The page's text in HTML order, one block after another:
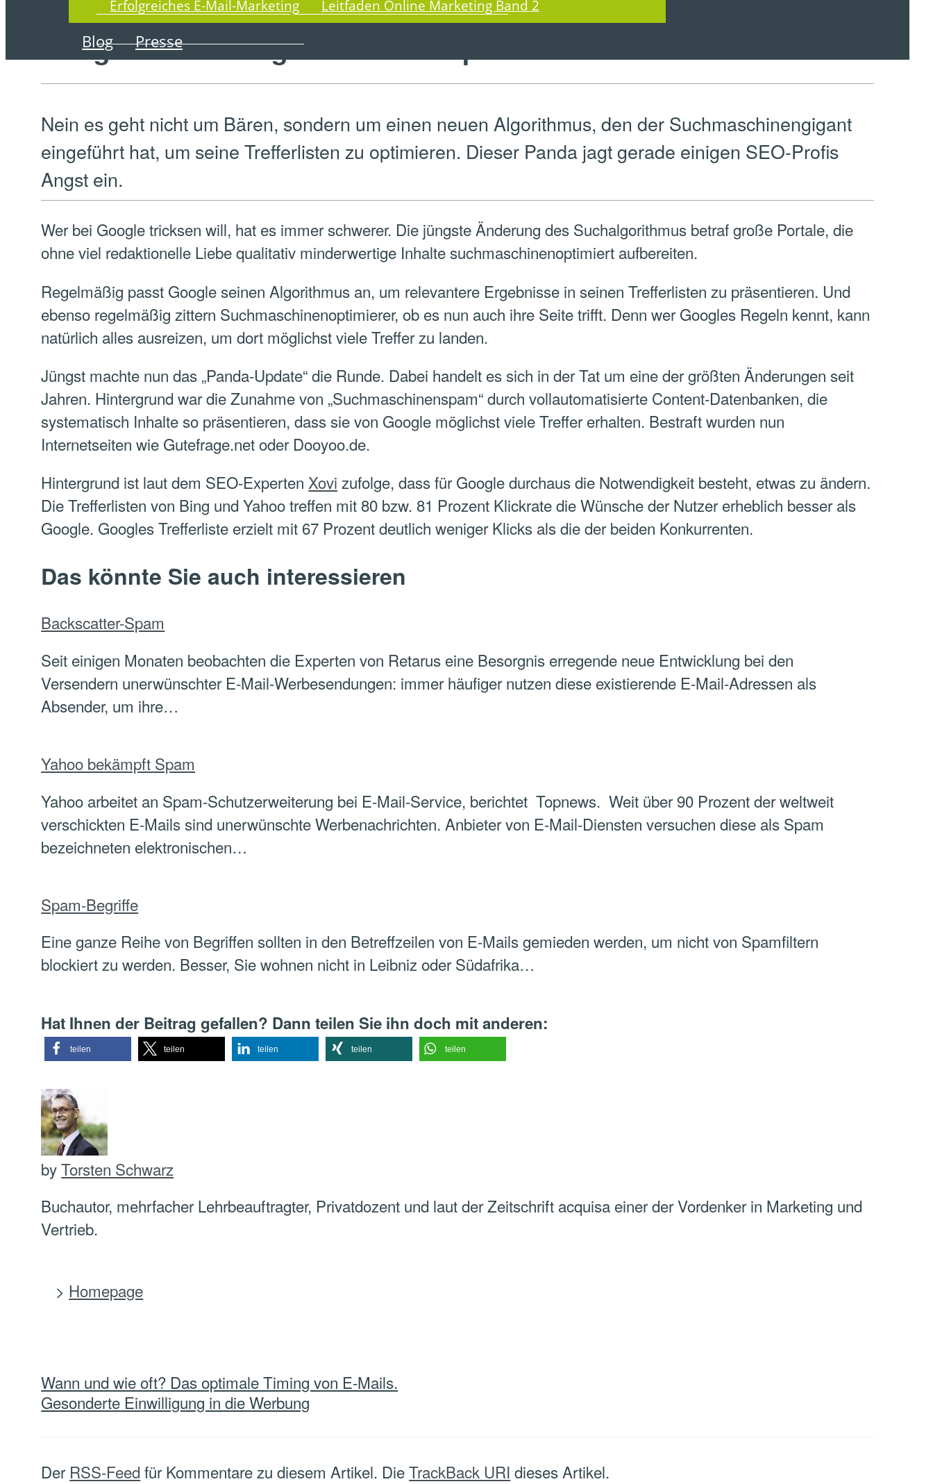
Erfolgreiches E-Mail-Marketing Leitfaden Online Marketing Band 2
Blog Presse
Googles Panda degradiert SEO-Spam
Nein es geht nicht um Bären, sondern um einen neuen Algorithmus, den der Suchmaschinengigant
eingeführt hat, um seine Trefferlisten zu optimieren. Dieser Panda jagt gerade einigen SEO-Profis
Angst ein.
Wer bei Google tricksen will, hat es immer schwerer. Die jüngste Änderung des Suchalgorithmus betraf große Portale, die
ohne viel redaktionelle Liebe qualitativ minderwertige Inhalte suchmaschinenoptimiert aufbereiten.
Regelmäßig passt Google seinen Algorithmus an, um relevantere Ergebnisse in seinen Trefferlisten zu präsentieren. Und
ebenso regelmäßig zittern Suchmaschinenoptimierer, ob es nun auch ihre Seite trifft. Denn wer Googles Regeln kennt, kann
natürlich alles ausreizen, um dort möglichst viele Treffer zu landen.
Jüngst machte nun das „Panda-Update“ die Runde. Dabei handelt es sich in der Tat um eine der größten Änderungen seit
Jahren. Hintergrund war die Zunahme von „Suchmaschinenspam“ durch vollautomatisierte Content-Datenbanken, die
systematisch Inhalte so präsentieren, dass sie von Google möglichst viele Treffer erhalten. Bestraft wurden nun
Internetseiten wie Gutefrage.net oder Dooyoo.de.
Hintergrund ist laut dem SEO-ExpertenXovi zufolge, dass für Google durchaus die Notwendigkeit besteht, etwas zu ändern.
Die Trefferlisten von Bing und Yahoo treffen mit 80 bzw. 81 Prozent Klickrate die Wünsche der Nutzer erheblich besser als
Google. Googles Trefferliste erzielt mit 67 Prozent deutlich weniger Klicks als die der beiden Konkurrenten.
Das könnte Sie auch interessieren
Backscatter-Spam
Seit einigen Monaten beobachten die Experten von Retarus eine Besorgnis erregende neue Entwicklung bei den
Versendern unerwünschter E-Mail-Werbesendungen: immer häufiger nutzen diese existierende E-Mail-Adressen als
Absender, um ihre…
Yahoo bekämpft Spam
Yahoo arbeitet an Spam-Schutzerweiterung bei E-Mail-Service, berichtet Topnews. Weit über 90 Prozent der weltweit
verschickten E-Mails sind unerwünschte Werbenachrichten. Anbieter von E-Mail-Diensten versuchen diese als Spam
bezeichneten elektronischen…
Spam-Begriffe
Eine ganze Reihe von Begriffen sollten in den Betreffzeilen von E-Mails gemieden werden, um nicht von Spamfiltern
blockiert zu werden. Besser, Sie wohnen nicht in Leibniz oder Südafrika…
Hat Ihnen der Beitrag gefallen? Dann teilen Sie ihn doch mit anderen:
teilen teilen teilen teilen teilen
byTorsten Schwarz
Buchautor, mehrfacher Lehrbeauftragter, Privatdozent und laut der Zeitschrift acquisa einer der Vordenker in Marketing und
Vertrieb.
Homepage
Navigation
innerhalb
Wann und wie oft? Das optimale Timing von E-Mails.
Gesonderte Einwilligung in die Werbung
Der RSS-Feed für Kommentare zu diesem Artikel. DieTrackBack URI dieses Artikel.